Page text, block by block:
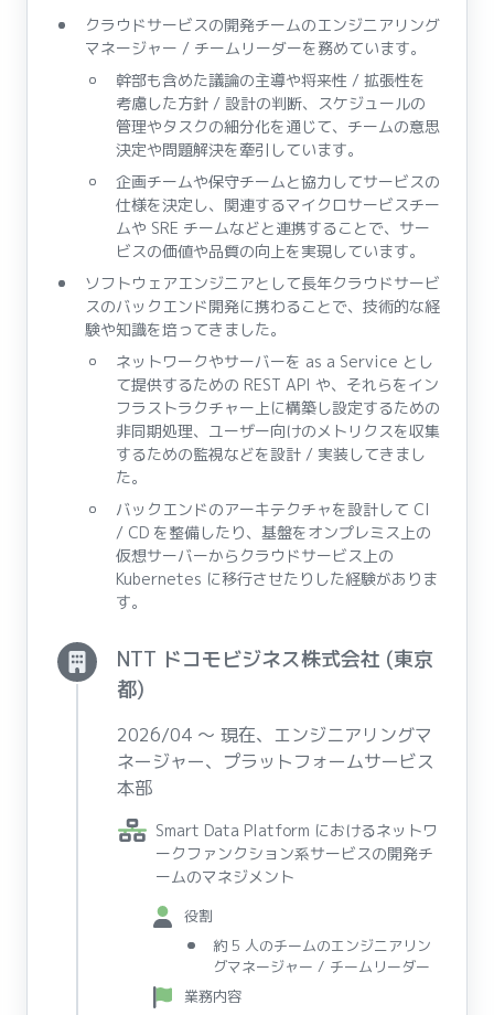
クラウドサービスの開発チームのエンジニアリング
マネージャー / チームリーダーを務めています。
幹部も含めた議論の主導や将来性 / 拡張性を
考慮した方針 / 設計の判断、スケジュールの
管理やタスクの細分化を通じて、チームの意思
決定や問題解決を牽引しています。
企画チームや保守チームと協力してサービスの
仕様を決定し、関連するマイクロサービスチー
ムや SRE チームなどと連携することで、サー
ビスの価値や品質の向上を実現しています。
ソフトウェアエンジニアとして長年クラウドサービ
スのバックエンド開発に携わることで、技術的な経
験や知識を培ってきました。
ネットワークやサーバーを as a Service とし
て提供するための REST API や、それらをイン
フラストラクチャー上に構築し設定するための
非同期処理、ユーザー向けのメトリクスを収集
するための監視などを設計 / 実装してきまし
た。
バックエンドのアーキテクチャを設計して CI
/ CD を整備したり、基盤をオンプレミス上の
仮想サーバーからクラウドサービス上の
Kubernetes に移行させたりした経験がありま
す。
NTT ドコモビジネス株式会社 (東京
都)
2026/04 〜 現在、エンジニアリングマ
ネージャー、プラットフォームサービス
本部
Smart Data Platform におけるネットワ
ークファンクション系サービスの開発チ
ームのマネジメント
役割
約 5 人のチームのエンジニアリン
グマネージャー / チームリーダー
業務内容